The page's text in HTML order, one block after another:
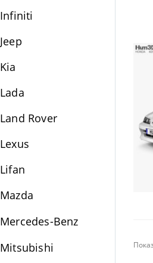
Infiniti
Jeep
Kia
Lada
Land Rover
Lexus
Lifan
Mazda
Mercedes-Benz
Mitsubishi